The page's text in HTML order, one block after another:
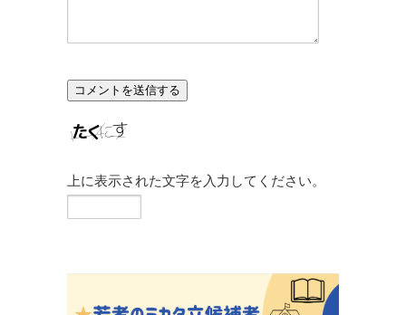
上に表示された文字を入力してください。